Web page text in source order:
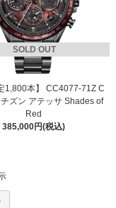
SOLD OUT
1,800本】 CC4077-71Z C
チズン アテッサ Shades of
Red
385,000円(税込)